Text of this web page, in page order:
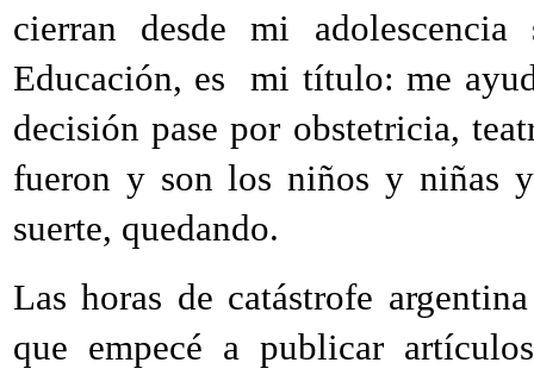
cierran desde mi
Educación, es
mi título: me
decisión pase por obstetricia,
fueron y son los niños y niñas
suerte, quedando.
Las horas de catástrofe
que empecé a publicar